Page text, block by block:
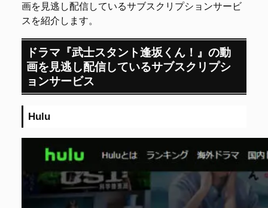
画を見逃し配信しているサブスクリプションサービ
スを紹介します。
ドラマ『武士スタント逢坂くん！』の動
画を見逃し配信しているサブスクリプシ
ョンサービス
Hulu